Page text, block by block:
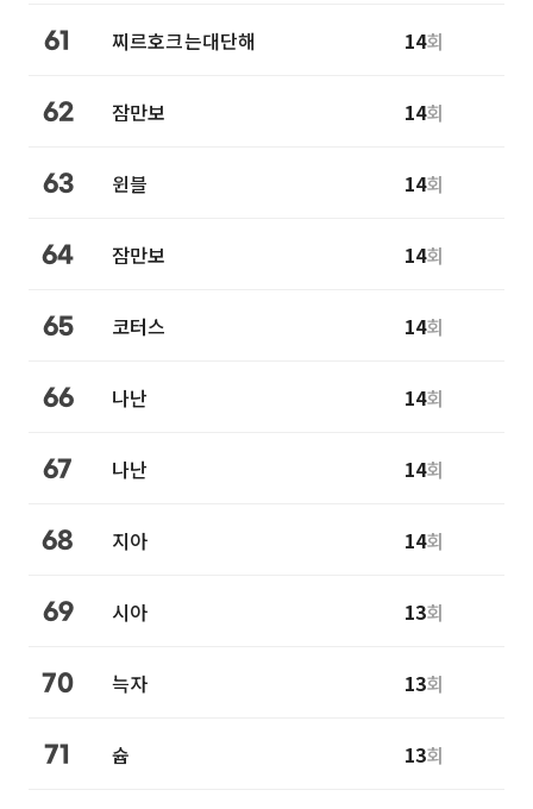
61 찌르호크는대단해 14회
62 잠만보 14회
63 윈블 14회
64 잠만보 14회
65 코터스 14회
66 나난 14회
67 나난 14회
68 지아 14회
69 시아 13회
70 늑자 13회
71 슙 13회